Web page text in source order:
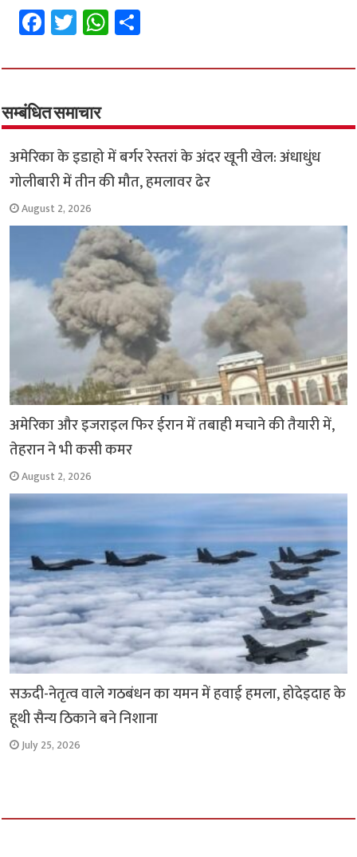
Fa
ce
b
o
o
k
T
wi
tt
er
W
h
at
p
p
ar
सम्बंधित समाचार
अमेरिका के इडाहो में बर्गर रेस्तरां के अंदर खूनी खेल: अंधाधुंध
गोलीबारी में तीन की मौत, हमलावर ढेर
August 2, 2026
अमेरिका और इजराइल फिर ईरान में तबाही मचाने की तैयारी में,
तेहरान ने भी कसी कमर
August 2, 2026
सऊदी-नेतृत्व वाले गठबंधन का यमन में हवाई हमला, होदेइदाह के
हूथी सैन्य ठिकाने बने निशाना
July 25, 2026